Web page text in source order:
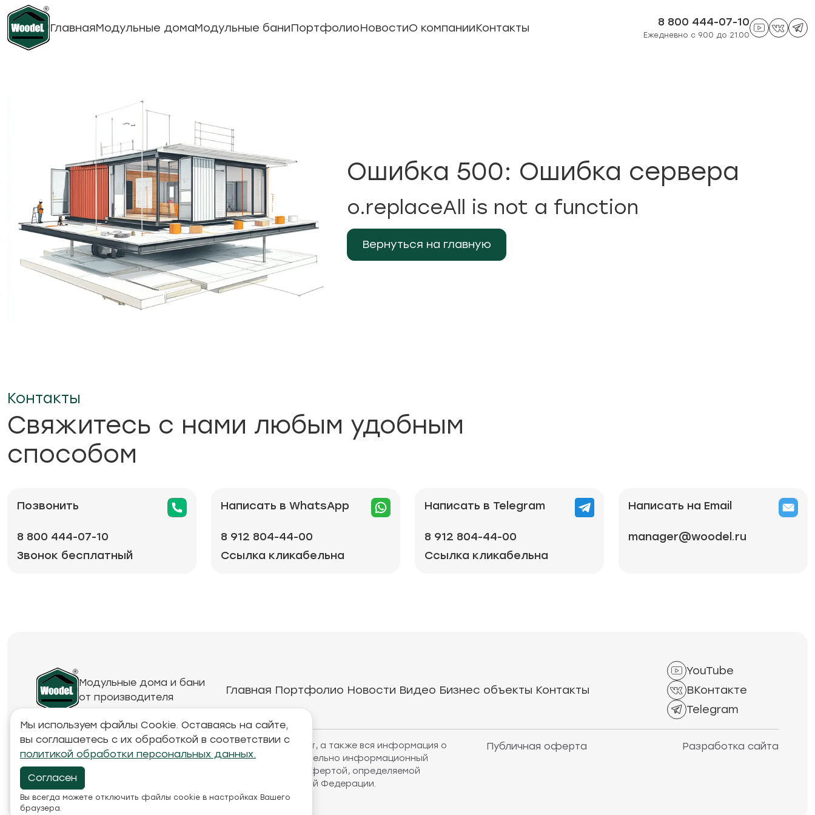
ГлавнаяМодульные домаМодульные баниПортфолиоНовостиО компанииКонтакты 8 800 444-07-10
Ежедневно с 9.00 до 21.00
Ошибка 500: Ошибка сервера
o.replaceAll is not a function
Вернуться на главную
Контакты
Свяжитесь с нами любым удобным
способом
Позвонить
8 800 444-07-10
Звонок бесплатный
Написать в WhatsApp
8 912 804-44-00
Ссылка кликабельна
Написать в Telegram
8 912 804-44-00
Ссылка кликабельна
Написать на Email
manager@woodel.ru
Модульные дома и бани
от производителя
Главная Портфолио Новости Видео Бизнес объекты Контакты
YouTube
ВКонтакте
Telegram
Обращаем ваше внимание на то, что данный интернет-сайт, а также вся информация о
товарах и ценах, предоставленная на нём, носит исключительно информационный
характер и ни при каких условиях не является публичной офертой, определяемой
положениями Статьи 437 Гражданского кодекса Российской Федерации.
Публичная оферта Разработка сайта
Мы используем файлы Cookie. Оставаясь на сайте,
вы соглашаетесь с их обработкой в соответствии с
политикой обработки персональных данных.
Согласен
Вы всегда можете отключить файлы cookie в настройках Вашего
браузера.